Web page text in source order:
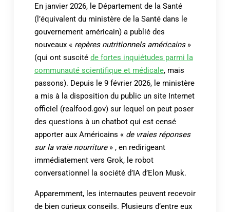
En janvier 2026, le Département de la Santé
(l’équivalent du ministère de la Santé dans le
gouvernement américain) a publié des
nouveaux « repères nutritionnels américains»
(qui ont suscité de fortes inquiétudes parmi la
communauté scientifique et médicale, mais
passons). Depuis le 9 février 2026, le ministère
a mis à la disposition du public un site Internet
officiel (realfood.gov) sur lequel on peut poser
des questions à un chatbot qui est censé
apporter aux Américains « de vraies réponses
sur la vraie nourriture» , en redirigeant
immédiatement vers Grok, le robot
conversationnel la société d’IA d’Elon Musk.
Apparemment, les internautes peuvent recevoir
de bien curieux conseils. Plusieurs d’entre eux